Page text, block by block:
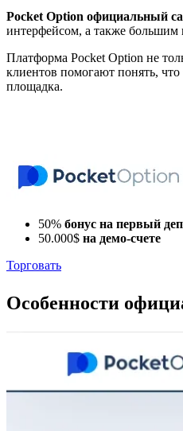
Pocket Option официальный
интерфейсом, а также большим
Платформа Pocket Option не
клиентов помогают понять,
площадка.
50% бонус на первый
50.000$ на демо-счете
Торговать
Особенности